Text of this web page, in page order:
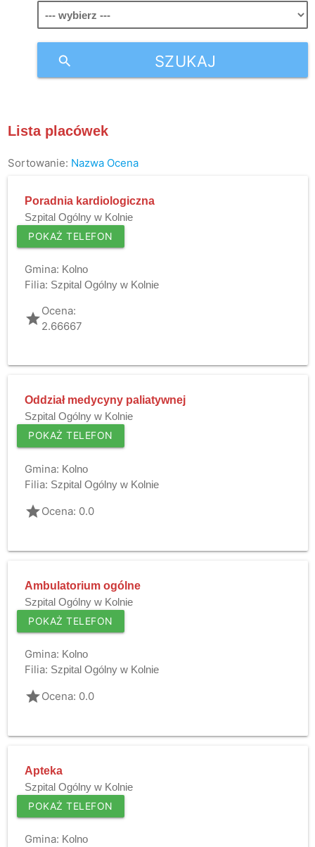
SZUKAJ
search
Lista placówek
Sortowanie: Nazwa Ocena
Poradnia kardiologiczna
Szpital Ogólny w Kolnie
POKAŻ TELEFON
Gmina: Kolno
Filia: Szpital Ogólny w Kolnie
gradeOcena:
2.66667
Oddział medycyny paliatywnej
Szpital Ogólny w Kolnie
POKAŻ TELEFON
Gmina: Kolno
Filia: Szpital Ogólny w Kolnie
gradeOcena: 0.0
Ambulatorium ogólne
Szpital Ogólny w Kolnie
POKAŻ TELEFON
Gmina: Kolno
Filia: Szpital Ogólny w Kolnie
gradeOcena: 0.0
Apteka
Szpital Ogólny w Kolnie
POKAŻ TELEFON
Gmina: Kolno